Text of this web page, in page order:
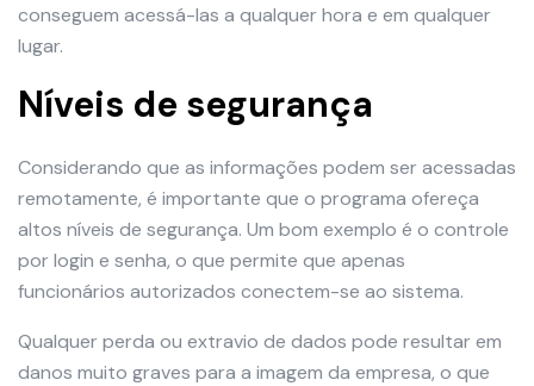
conseguem acessá-las a qualquer hora e em qualquer
lugar.
Níveis de segurança
Considerando que as informações podem ser acessadas
remotamente, é importante que o programa ofereça
altos níveis de segurança. Um bom exemplo é o controle
por login e senha, o que permite que apenas
funcionários autorizados conectem-se ao sistema.
Qualquer perda ou extravio de dados pode resultar em
danos muito graves para a imagem da empresa, o que